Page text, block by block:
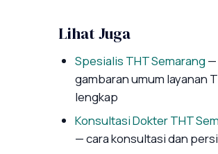
Lihat Juga
Spesialis THT Semarang—
gambaran umum layanan
lengkap
Konsultasi Dokter THT
— cara konsultasi dan